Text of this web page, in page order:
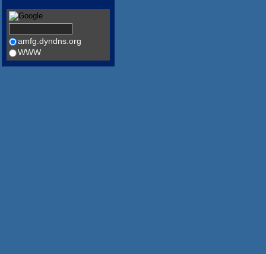
amfg.dyndns.org
WWW